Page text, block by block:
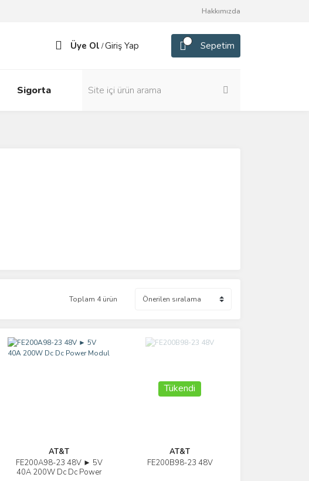
Hakkımızda
Üye Ol /Giriş Yap Sepetim
Sigorta
Toplam 4 ürün
AT&T
FE200A98-23 48V ► 5V
40A 200W Dc Dc Power
İncele
Tükendi
AT&T
FE200B98-23 48V
İncele